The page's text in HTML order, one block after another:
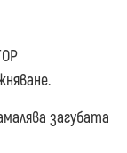
загубата